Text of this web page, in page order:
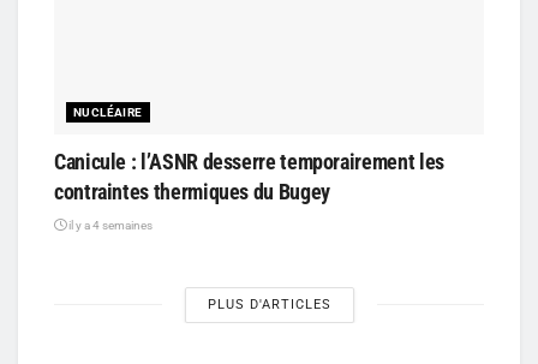
NUCLÉAIRE
Canicule : l’ASNR desserre temporairement les
contraintes thermiques du Bugey
il y a 4 semaines
PLUS D'ARTICLES